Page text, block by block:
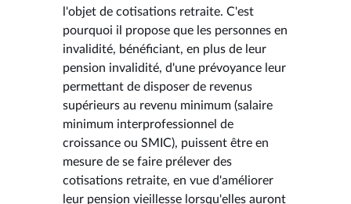
l'objet de cotisations retraite. C'est
pourquoi il propose que les personnes en
invalidité, bénéficiant, en plus de leur
pension invalidité, d'une prévoyance leur
permettant de disposer de revenus
supérieurs au revenu minimum (salaire
minimum interprofessionnel de
croissance ou SMIC), puissent être en
mesure de se faire prélever des
cotisations retraite, en vue d'améliorer
leur pension vieillesse lorsqu'elles auront